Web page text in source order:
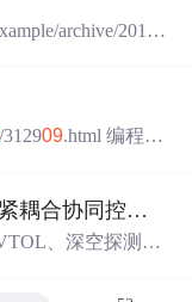
archive/2012/
学和工程计算领
值、科学和工程
/312909.html 编程语
然后是微
固定时间着陆：AUKF与NMPC紧耦合协同控制框架
、深空探测